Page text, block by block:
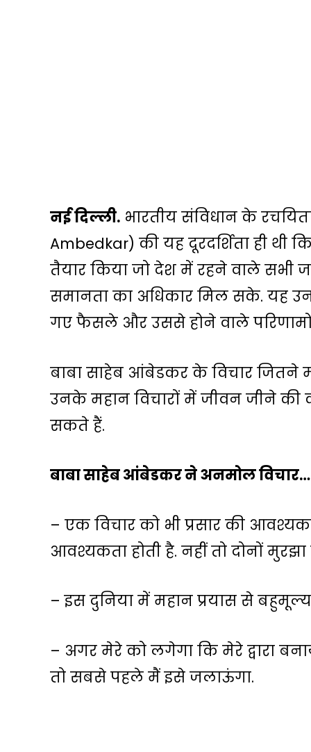
नई दिल्ली. भारतीय संविधान के
Ambedkar) की यह दूरदर्शिता ही
तैयार किया जो देश में रहने वाले सभी
समानता का अधिकार मिल सके. यह
गए फैसले और उससे होने वाले
बाबा साहेब आंबेडकर के विचार जितने
उनके महान विचारों में जीवन जीने की
सकते हैं.
बाबा साहेब आंबेडकर ने अनमोल विचार…
– एक विचार को भी प्रसार की
आवश्यकता होती है. नहीं तो दोनों
– इस दुनिया में महान प्रयास से
– अगर मेरे को लगेगा कि मेरे द्वारा
तो सबसे पहले मैं इसे जलाऊंगा.